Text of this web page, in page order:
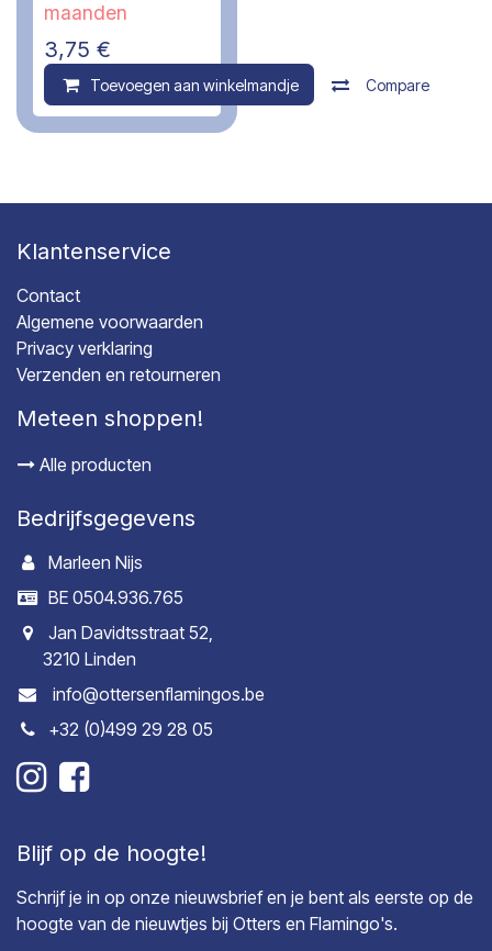
maanden
3,75 €
Toevoegen aan winkelmandje Compare
Klantenservice
Contact
Algemene voorwaarden
Privacy verklaring
Verzenden en retourneren
Meteen shoppen!
Alle producten
Bedrijfsgegevens
Marleen Nijs
BE 0504.936.765
Jan Davidtsstraat 52,
3210 Linden
info@ottersenflamingos.be
+32 (0)499 29 28 05
Blijf op de hoogte!
Schrijf je in op onze nieuwsbrief en je bent als eerste op de
hoogte van de nieuwtjes bij Otters en Flamingo's.